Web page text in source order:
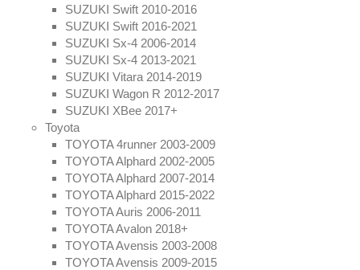
SUZUKI Swift 2010-2016
SUZUKI Swift 2016-2021
SUZUKI Sx-4 2006-2014
SUZUKI Sx-4 2013-2021
SUZUKI Vitara 2014-2019
SUZUKI Wagon R 2012-2017
SUZUKI XBee 2017+
Toyota
TOYOTA 4runner 2003-2009
TOYOTA Alphard 2002-2005
TOYOTA Alphard 2007-2014
TOYOTA Alphard 2015-2022
TOYOTA Auris 2006-2011
TOYOTA Avalon 2018+
TOYOTA Avensis 2003-2008
TOYOTA Avensis 2009-2015